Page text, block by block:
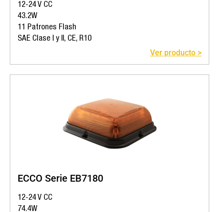
12-24 V CC
43.2W
11 Patrones Flash
SAE Clase I y II, CE, R10
Ver producto >
ECCO Serie EB7180
12-24 V CC
74.4W